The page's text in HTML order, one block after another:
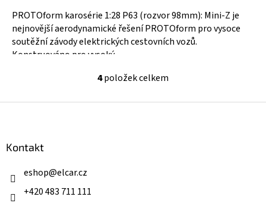
PROTOform karosérie 1:28 P63 (rozvor 98mm): Mini-Z je
nejnovější aerodynamické řešení PROTOform pro vysoce
soutěžní závody elektrických cestovních vozů.
Konstruováno pro vysoký...
O
l
4položek celkem
Kontakt
eshop@elcar.cz
+420 483 711 111